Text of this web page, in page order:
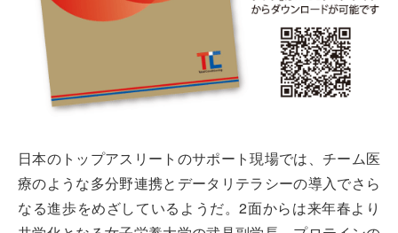
日本のトップアスリートのサポート現場では、チーム医
療のような多分野連携とデータリテラシーの導入でさら
なる進歩をめざしているようだ。2面からは来年春より